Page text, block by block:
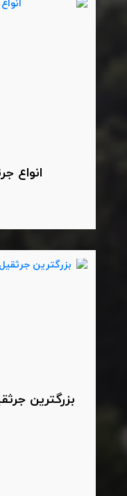
انواع
بزرگترین